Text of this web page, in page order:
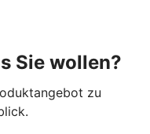
Sie wollen?
zu